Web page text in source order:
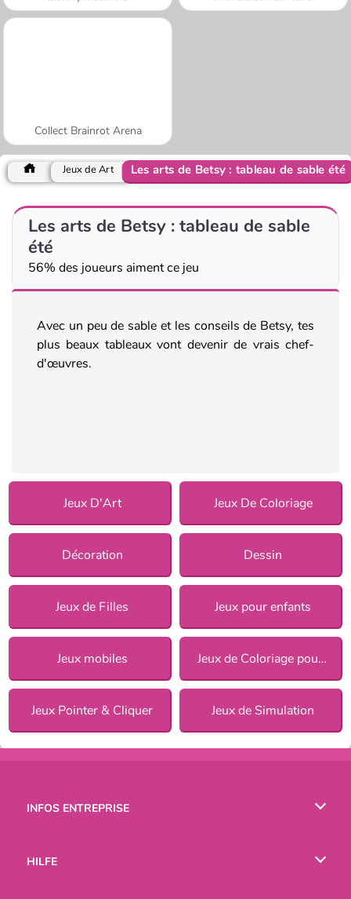
Collect Brainrot Arena
Jeux de Art Les arts de Betsy : tableau de sable été
Les arts de Betsy : tableau de sable
été
56% des joueurs aiment ce jeu
Avec un peu de sable et les conseils de Betsy, tes
plus beaux tableaux vont devenir de vrais chef-
d'œuvres.
Jeux D'Art Jeux De Coloriage
Décoration Dessin
Jeux de Filles Jeux pour enfants
Jeux mobiles Jeux de Coloriage pour Filles
Jeux Pointer & Cliquer Jeux de Simulation
INFOS ENTREPRISE
HILFE